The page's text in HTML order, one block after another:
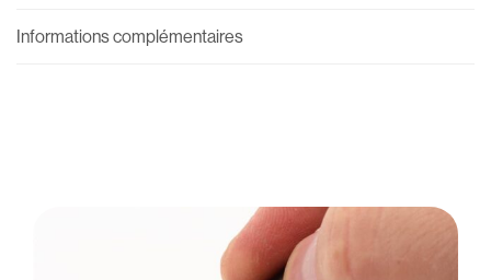
Informations complémentaires